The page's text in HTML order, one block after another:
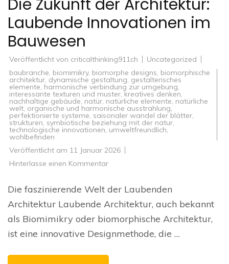
Die Zukunft der Architektur:
Laubende Innovationen im
Bauwesen
Veröffentlicht von criticalthinking911ch
Uncategorized
baubranche, biomimikry, biomorphe designs, biomorphische
architektur, dynamische gestaltung, gestalterisches
elemente, harmonische verbindung zur umgebung,
interessante texturen und muster, kreatives denken,
nachhaltige gebäude, natür, natürliche elemente, natürliche
welt, organische und harmonische ausstrahlung,
perfektionierte systeme, saisonaler wandel der blätter,
strukturen, symbiotische beziehung mit der natur,
technologische innovationen, umweltfreundlich,
wohlbefinden
Veröffentlicht am 11 Januar 2026
Hinterlasse einen Kommentarzu
der
Architektur:
Laubende
Innovationen
Bauwesen
Die faszinierende Welt der Laubenden
Architektur Laubende Architektur, auch bekannt
als Biomimikry oder biomorphische Architektur,
ist eine innovative Designmethode, die …